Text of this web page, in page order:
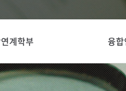
계학부 융